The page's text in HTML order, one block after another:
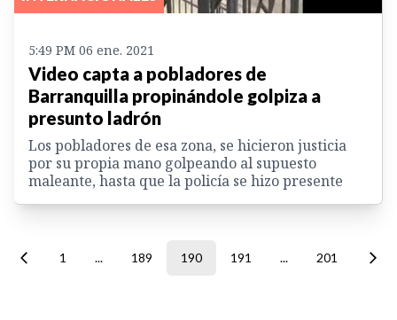
5:49 PM 06 ene. 2021
Video capta a pobladores de
Barranquilla propinándole golpiza a
presunto ladrón
Los pobladores de esa zona, se hicieron justicia
por su propia mano golpeando al supuesto
maleante, hasta que la policía se hizo presente
1 ... 189 190 191 ... 201